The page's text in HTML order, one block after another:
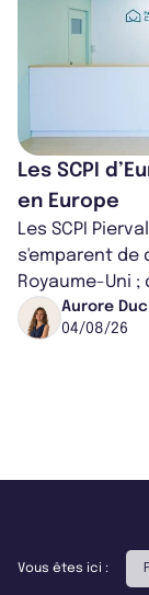
Les SCPI
en Europe
Les SCPI
s'emparent de
Royaume-Uni
partenariat.
Aurore
04/08/26
Vous êtes ici :